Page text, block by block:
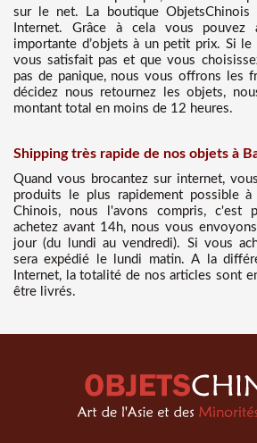
sur le net. La boutique ObjetsChinois
Internet. Grâce à cela vous pouvez
importante d’objets à un petit prix. Si le
vous satisfait pas et que vous
pas de panique, nous vous offrons les
décidez nous retournez les objets,
montant total en moins de 12 heures.
Shipping très rapide de nos objets à
Quand vous brocantez sur internet,
produits le plus rapidement possible à
Chinois, nous l'avons compris, c'est
achetez avant 14h, nous vous
jour (du lundi au vendredi). Si vous
sera expédié le lundi matin. A la
Internet, la totalité de nos articles sont
être livrés.